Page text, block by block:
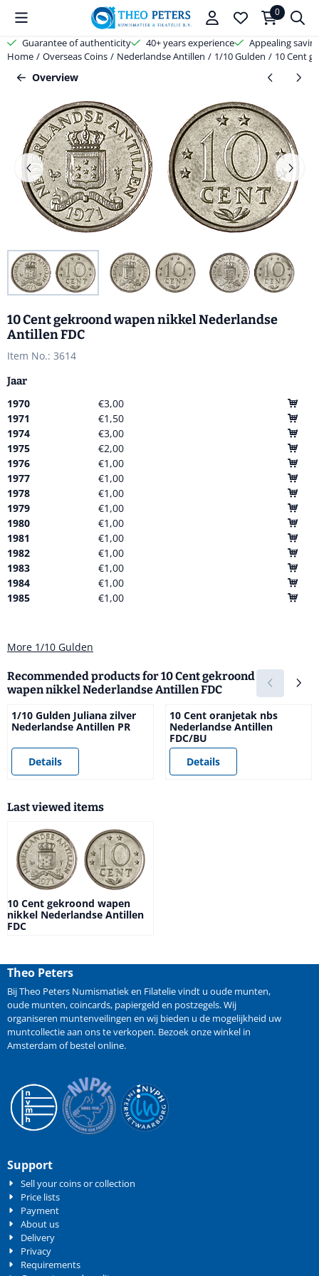
Cookie preferences are available. Choose settings or allow all
0
Guarantee of authenticity 40+ years experience
Appealing
Home / Overseas Coins / Nederlandse Antillen / 1/10 Gulden / 10 Cent
Overview
10 Cent gekroond wapen nikkel Nederlandse
Antillen FDC
Item No.: 3614
Jaar
1970
€3,00
1971
€1,50
1974
€3,00
1975
€2,00
1976
€1,00
1977
€1,00
1978
€1,00
1979
€1,00
1980
€1,00
1981
€1,00
1982
€1,00
1983
€1,00
1984
€1,00
1985
€1,00
More 1/10 Gulden
Recommended products for10 Cent gekroond
wapen nikkel Nederlandse Antillen FDC
1/10 Gulden Juliana zilver
Nederlandse Antillen PR
Price not visible
Details
10 Cent oranjetak nbs
Nederlandse Antillen
FDC/BU
Price not visible
Details
Last viewed items
10 Cent gekroond wapen
nikkel Nederlandse Antillen
FDC
Theo Peters
Bij Theo Peters Numismatiek en Filatelie vindt u oude munten,
oude munten,coincards, papiergeld en postzegels. Wij
organiseren muntenveilingen en wij bieden u de mogelijkheid uw
muntcollectie aan ons te verkopen. Bezoek onze winkel in
Amsterdam of bestel online.
Support
Sell your coins or collection
Price lists
Payment
About us
Delivery
Privacy
Requirements